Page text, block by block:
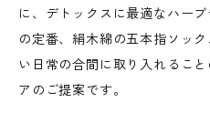
に、デトックスに最適なハー
の定番、絹木綿の五本指ソッ
い日常の合間に取り入れるこ
アのご提案です。